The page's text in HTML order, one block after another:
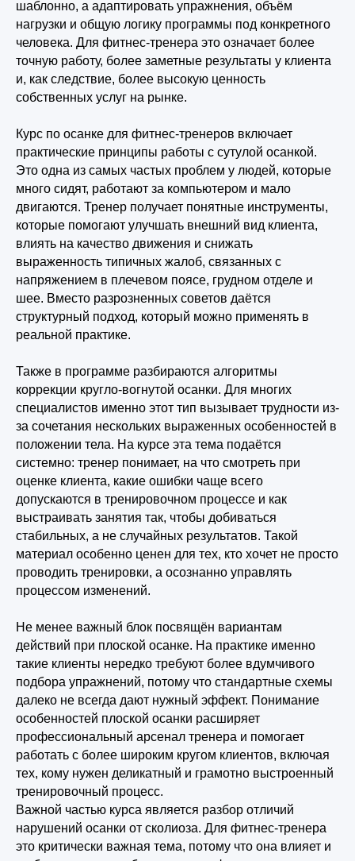
шаблонно, а адаптировать упражнения, объём
нагрузки и общую логику программы под конкретного
человека. Для фитнес-тренера это означает более
точную работу, более заметные результаты у клиента
и, как следствие, более высокую ценность
собственных услуг на рынке.
Курс по осанке для фитнес-тренеров включает
практические принципы работы с сутулой осанкой.
Это одна из самых частых проблем у людей, которые
много сидят, работают за компьютером и мало
двигаются. Тренер получает понятные инструменты,
которые помогают улучшать внешний вид клиента,
влиять на качество движения и снижать
выраженность типичных жалоб, связанных с
напряжением в плечевом поясе, грудном отделе и
шее. Вместо разрозненных советов даётся
структурный подход, который можно применять в
реальной практике.
Также в программе разбираются алгоритмы
коррекции кругло-вогнутой осанки. Для многих
специалистов именно этот тип вызывает трудности из-
за сочетания нескольких выраженных особенностей в
положении тела. На курсе эта тема подаётся
системно: тренер понимает, на что смотреть при
оценке клиента, какие ошибки чаще всего
допускаются в тренировочном процессе и как
выстраивать занятия так, чтобы добиваться
стабильных, а не случайных результатов. Такой
материал особенно ценен для тех, кто хочет не просто
проводить тренировки, а осознанно управлять
процессом изменений.
Не менее важный блок посвящён вариантам
действий при плоской осанке. На практике именно
такие клиенты нередко требуют более вдумчивого
подбора упражнений, потому что стандартные схемы
далеко не всегда дают нужный эффект. Понимание
особенностей плоской осанки расширяет
профессиональный арсенал тренера и помогает
работать с более широким кругом клиентов, включая
тех, кому нужен деликатный и грамотно выстроенный
тренировочный процесс.
Важной частью курса является разбор отличий
нарушений осанки от сколиоза. Для фитнес-тренера
это критически важная тема, потому что она влияет и